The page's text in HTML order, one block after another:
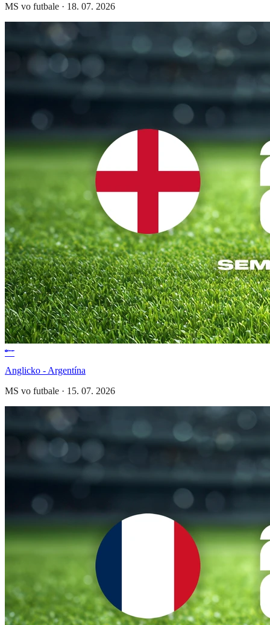
MS vo futbale · 18. 07. 2026
Anglicko - Argentína
MS vo futbale · 15. 07. 2026